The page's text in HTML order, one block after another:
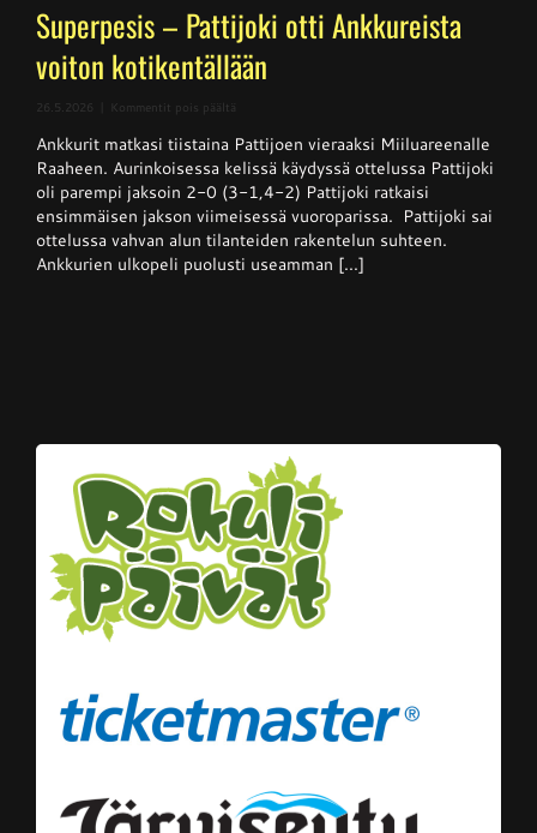
Superpesis – Pattijoki otti Ankkureista
voiton kotikentällään
26.5.2026 Kommentit pois päältä
–
Pattijoki
otti
Ankkureista
voiton
kotikentällään
Ankkurit matkasi tiistaina Pattijoen vieraaksi Miiluareenalle
Raaheen. Aurinkoisessa kelissä käydyssä ottelussa Pattijoki
oli parempi jaksoin 2-0 (3-1,4-2) Pattijoki ratkaisi
ensimmäisen jakson viimeisessä vuoroparissa. Pattijoki sai
ottelussa vahvan alun tilanteiden rakentelun suhteen.
Ankkurien ulkopeli puolusti useamman [...]